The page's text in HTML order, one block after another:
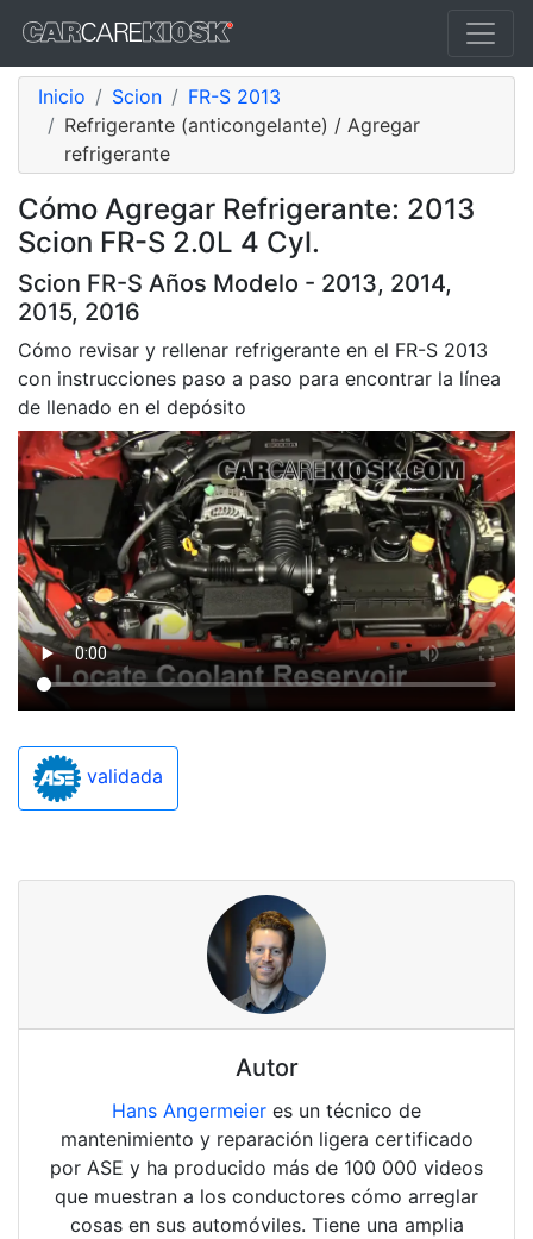
Inicio Scion
FR-S 2013
Refrigerante (anticongelante) / Agregar
refrigerante
Cómo Agregar Refrigerante: 2013
Scion FR-S 2.0L 4 Cyl.
Scion FR-S Años Modelo - 2013, 2014,
2015, 2016
Cómo revisar y rellenar refrigerante en el FR-S 2013
con instrucciones paso a paso para encontrar la línea
de llenado en el depósito
validada
Autor
Hans Angermeier es un técnico de
mantenimiento y reparación ligera certificado
por ASE y ha producido más de 100 000 videos
que muestran a los conductores cómo arreglar
cosas en sus automóviles. Tiene una amplia